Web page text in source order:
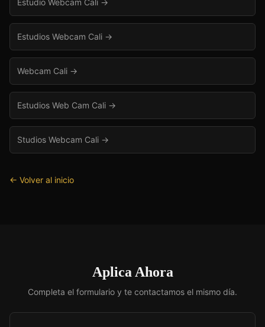
Estudio Webcam Cali →
Estudios Webcam Cali →
Webcam Cali →
Estudios Web Cam Cali →
Studios Webcam Cali →
← Volver al inicio
Aplica Ahora
Completa el formulario y te contactamos el mismo día.